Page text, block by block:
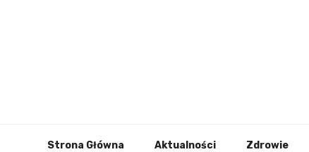
Strona Główna Aktualności Zdrowie